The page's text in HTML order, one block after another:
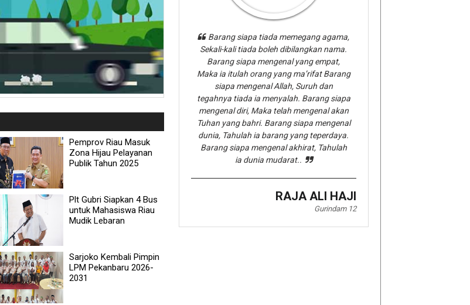
Pemprov Riau Masuk
Zona Hijau Pelayanan
Publik Tahun 2025
Plt Gubri Siapkan 4 Bus
untuk Mahasiswa Riau
Mudik Lebaran
Sarjoko Kembali Pimpin
LPM Pekanbaru 2026-
2031
Barang siapa tiada memegang agama,
Sekali-kali tiada boleh dibilangkan nama.
Barang siapa mengenal yang empat,
Maka ia itulah orang yang ma’rifat Barang
siapa mengenal Allah, Suruh dan
tegahnya tiada ia menyalah. Barang siapa
mengenal diri, Maka telah mengenal akan
Tuhan yang bahri. Barang siapa mengenal
dunia, Tahulah ia barang yang teperdaya.
Barang siapa mengenal akhirat, Tahulah
ia dunia mudarat..
RAJA ALI HAJI
Gurindam 12